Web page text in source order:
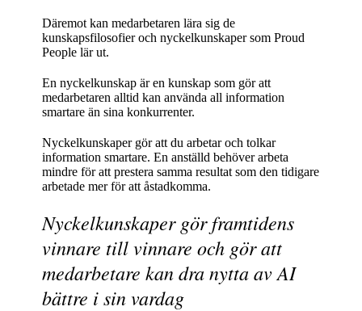
Däremot kan medarbetaren lära sig de
kunskapsfilosofier och nyckelkunskaper som Proud
People lär ut.
En nyckelkunskap är en kunskap som gör att
medarbetaren alltid kan använda all information
smartare än sina konkurrenter.
Nyckelkunskaper gör att du arbetar och tolkar
information smartare. En anställd behöver arbeta
mindre för att prestera samma resultat som den tidigare
arbetade mer för att åstadkomma.
Nyckelkunskaper gör framtidens
vinnare till vinnare och gör att
medarbetare kan dra nytta av AI
bättre i sin vardag